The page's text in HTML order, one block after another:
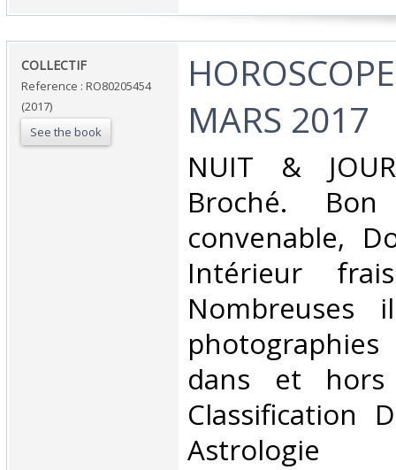
‎COLLECTIF‎
Reference : RO80205454
(2017)
See the book
MARS 2017‎
‎NUIT &
Broché.
convenable,
Intérieur
Nombreuses
dans et
Classification
Astrologie‎